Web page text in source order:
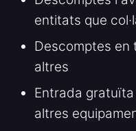
entitats que
Descomptes en
altres
Entrada
altres